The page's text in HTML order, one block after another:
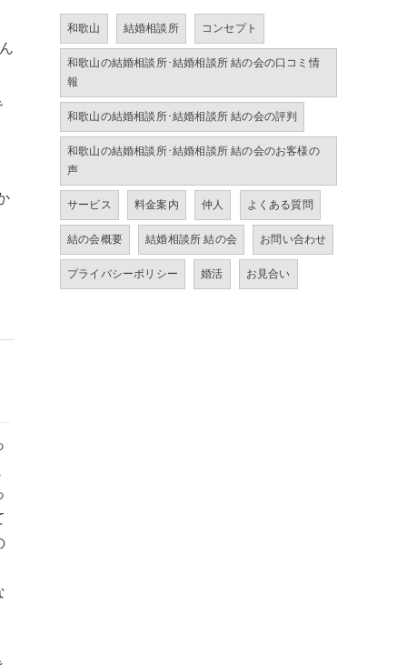
和歌山 結婚相談所 コンセプト
和歌山の結婚相談所･結婚相談所 結の会の口コミ情
報
和歌山の結婚相談所･結婚相談所 結の会の評判
和歌山の結婚相談所･結婚相談所 結の会のお客様の
声
サービス 料金案内 仲人 よくある質問
結の会概要 結婚相談所 結の会 お問い合わせ
プライバシーポリシー 婚活 お見合い